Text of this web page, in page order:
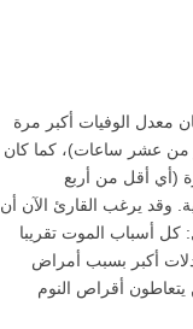
معدل الوفيات أكبر مرة
من عشر ساعات)، كما كان
(أي أقل من أربع
وقد يرغب القارئ الآن أن
كل أسباب الموت تقريبا
أكبر بسبب أمراض
يتعاطون أقراص النوم